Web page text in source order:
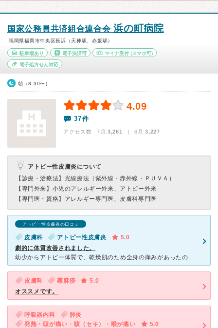
国家公務員共済組合連合会浜の町病院
福岡県福岡市中央区長浜（天神駅、赤坂駅）
駐車場あり 電子決済可 マイナ受付 (スマホ可)
電子処方せん対応
朝（8:30〜）
4.09
37件
アクセス数 7月:3,261 | 6月:3,227
アトピー性皮膚炎について
【診療・治療法】 光線療法（紫外線・赤外線・ＰＵＶＡ）
【専門外来】 小児のアレルギー外来、アトピー外来
【専門医・資格】 アレルギー専門医、皮膚科専門医
アトピー性皮膚炎の口コミ
皮膚科 アトピー性皮膚炎
5.0
劇的に体質改善されました。
幼少からアトピー体質で、乾燥肌のため全身の痒みがあったのですが、地元の病院から紹介を受け、1年程度通院しました。 皮膚科の主治医さんに、全身を見ていただき、ステロイド治療となりましたが、毎日適切な量
皮膚科 蕁麻疹
5.0
オススメです。
呼吸器内科
肺炎
発熱・頭が痛い・咳（セキ）・喉が痛い
5.0